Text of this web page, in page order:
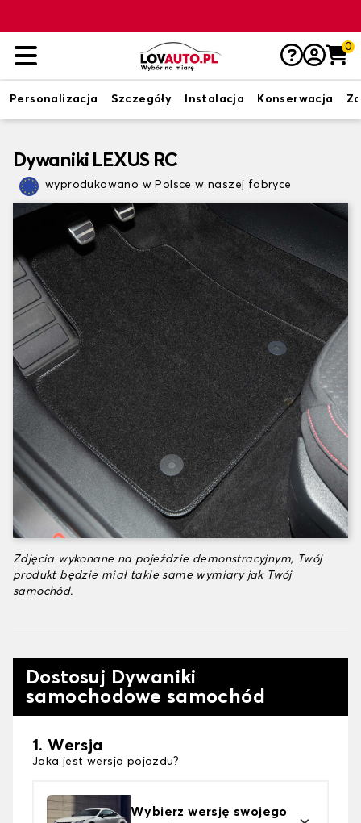
0
Personalizacja Szczegóły Instalacja Konserwacja
Dywaniki LEXUS RC
wyprodukowano w Polsce w naszej fabryce
Zdjęcia wykonane na pojeździe demonstracyjnym, Twój
produkt będzie miał takie same wymiary jak Twój
samochód.
Dostosuj Dywaniki
samochodowe samochód
1. Wersja
Jaka jest wersja pojazdu?
Wybierz wersję swojego